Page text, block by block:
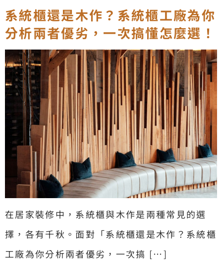
系統櫃還是木作？系統櫃工廠為你
分析兩者優劣，一次搞懂怎麼選！
在居家裝修中，系統櫃與木作是兩種常見的選
擇，各有千秋。面對「系統櫃還是木作？系統櫃
工廠為你分析兩者優劣，一次搞 […]